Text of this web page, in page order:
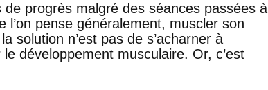
progrès malgré des séances passées à
pense généralement, muscler son
solution n’est pas de s’acharner à
développement musculaire. Or, c’est